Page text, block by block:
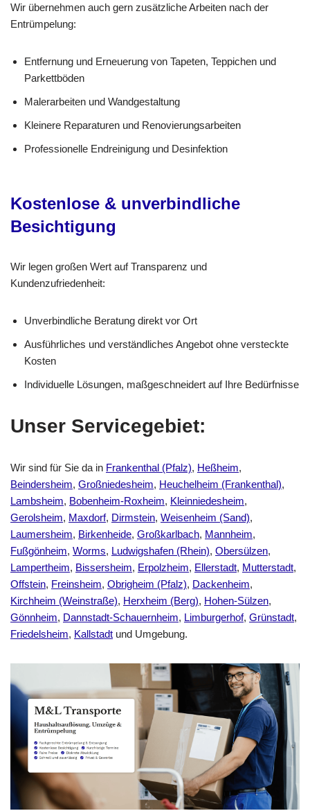
Wir übernehmen auch gern zusätzliche Arbeiten nach der
Entrümpelung:
Entfernung und Erneuerung von Tapeten, Teppichen und
Parkettböden
Malerarbeiten und Wandgestaltung
Kleinere Reparaturen und Renovierungsarbeiten
Professionelle Endreinigung und Desinfektion
Kostenlose & unverbindliche
Besichtigung
Wir legen großen Wert auf Transparenz und
Kundenzufriedenheit:
Unverbindliche Beratung direkt vor Ort
Ausführliches und verständliches Angebot ohne versteckte
Kosten
Individuelle Lösungen, maßgeschneidert auf Ihre Bedürfnisse
Unser Servicegebiet:
Wir sind für Sie da in Frankenthal (Pfalz), Heßheim,
Beindersheim, Großniedesheim, Heuchelheim (Frankenthal),
Lambsheim, Bobenheim-Roxheim, Kleinniedesheim,
Gerolsheim, Maxdorf, Dirmstein, Weisenheim (Sand),
Laumersheim, Birkenheide, Großkarlbach, Mannheim,
Fußgönheim, Worms, Ludwigshafen (Rhein), Obersülzen,
Lampertheim, Bissersheim, Erpolzheim, Ellerstadt, Mutterstadt,
Offstein, Freinsheim, Obrigheim (Pfalz), Dackenheim,
Kirchheim (Weinstraße), Herxheim (Berg), Hohen-Sülzen,
Gönnheim, Dannstadt-Schauernheim, Limburgerhof, Grünstadt,
Friedelsheim, Kallstadt und Umgebung.